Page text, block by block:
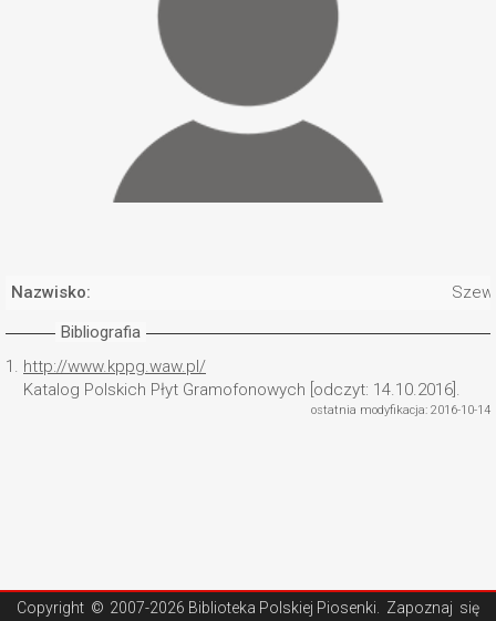
Nazwisko:
Bibliografia
1. http://www.kppg.waw.pl/
Katalog Polskich Płyt Gramofonowych [odczyt: 14.10.2016].
ostatnia modyfikacja: 2016-10-14
Copyright © 2007-2026 Biblioteka Polskiej Piosenki . Zapoznaj się